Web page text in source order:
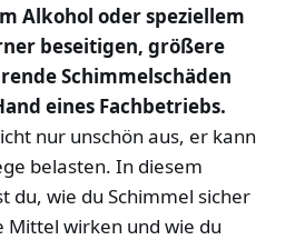
Alkohol oder speziellem
beseitigen, größere
Schimmelschäden
eines Fachbetriebs.
nur unschön aus, er kann
belasten. In diesem
du, wie du Schimmel sicher
Mittel wirken und wie du